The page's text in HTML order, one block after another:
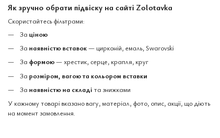
Як зручно обрати підвіску на сайті Zolotavka
Скористайтесь фільтрами:
За ціною
За наявністю вставок— цирконій, емаль, Swarovski
За формою— хрестик, серце, крапля, круг
За розміром, вагою та кольором вставки
За наявністю на складі та знижками
У кожному товарі вказано вагу, матеріал, фото, опис, акції, що діють
на момент замовлення.